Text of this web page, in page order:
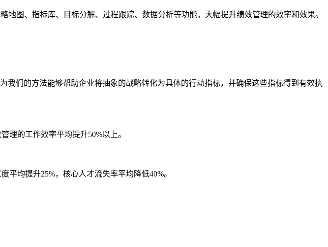
图、指标库、目标分解、过程跟踪、数据分析等功能，大幅提升绩效管理的效率和效果。
们的方法能够帮助企业将抽象的战略转化为具体的行动指标，并确保这些指标得到有效执
理的工作效率平均提升50%以上。
均提升25%，核心人才流失率平均降低40%。